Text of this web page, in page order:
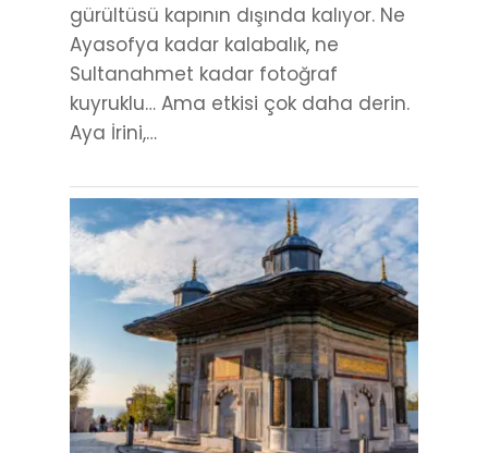
gürültüsü kapının dışında kalıyor. Ne
Ayasofya kadar kalabalık, ne
Sultanahmet kadar fotoğraf
kuyruklu… Ama etkisi çok daha derin.
Aya İrini,…